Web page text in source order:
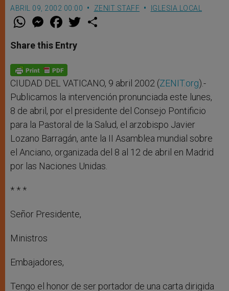
ABRIL 09, 2002 00:00 ZENIT STAFF IGLESIA LOCAL
W
t
s
p
p
M
e
s
e
g
e
r
F
a
e
b
o
k
w
Share this Entry
CIUDAD DEL VATICANO, 9 abril 2002 (ZENIT.org).-
Publicamos la intervención pronunciada este lunes,
8 de abril, por el presidente del Consejo Pontificio
para la Pastoral de la Salud, el arzobispo Javier
Lozano Barragán, ante la II Asamblea mundial sobre
el Anciano, organizada del 8 al 12 de abril en Madrid
por las Naciones Unidas.
* * *
Señor Presidente,
Ministros
Embajadores,
Tengo el honor de ser portador de una carta dirigida